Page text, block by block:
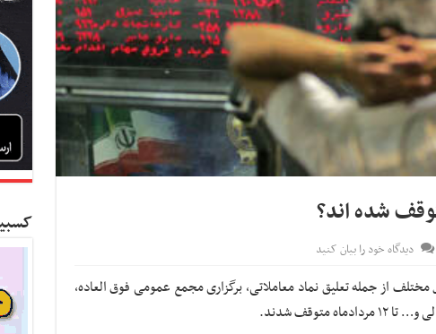
شده اند؟
دیدگاه خود را بیان کنید
بورسی ۴۸ نماد به دلایل مختلف از جمله تعلیق نماد معاملاتی، برگزاری مجمع عمومی فوق العاده،